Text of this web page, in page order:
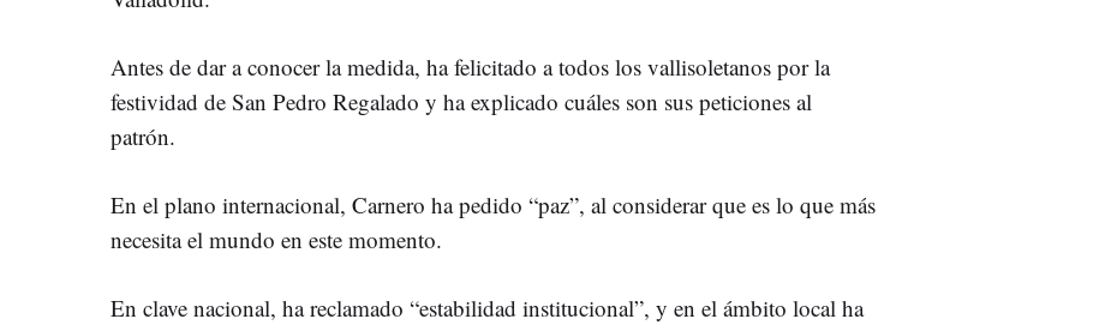
Antes de dar a conocer la medida, ha felicitado a todos los vallisoletanos por la
festividad de San Pedro Regalado y ha explicado cuáles son sus peticiones al
patrón.
En el plano internacional, Carnero ha pedido “paz”, al considerar que es lo que más
necesita el mundo en este momento.
En clave nacional, ha reclamado “estabilidad institucional”, y en el ámbito local ha